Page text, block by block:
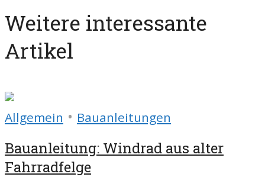
Weitere interessante
Artikel
Allgemein • Bauanleitungen
Bauanleitung: Windrad aus alter
Fahrradfelge